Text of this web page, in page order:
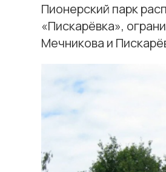
Пионерский парк
«Пискарёвка»,
Мечникова и